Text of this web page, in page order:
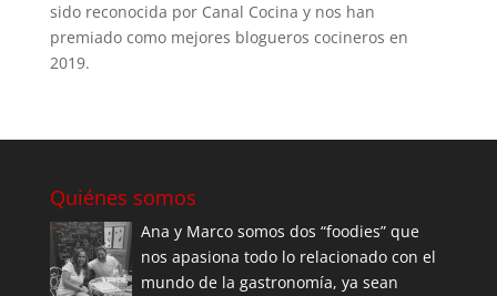
sido reconocida por Canal Cocina y nos han
premiado como mejores blogueros cocineros en
2019.
Quiénes somos
Ana y Marco somos dos “foodies” que
nos apasiona todo lo relacionado con el
mundo de la gastronomía, ya sean